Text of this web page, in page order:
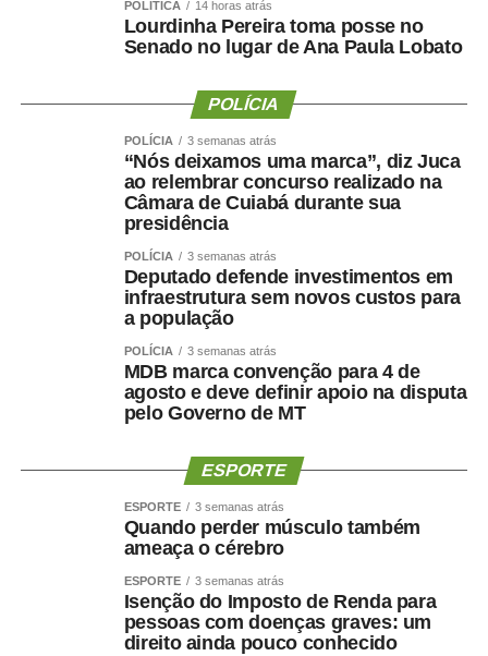
Emagrecer , nem sempre
Uma perda de peso mal conduzida pode incluir perda
significativa de massa muscular, principalmente em
pessoas mais velhas, sedentárias, submetidas a dietas
muito restritivas ou a tratamentos sem acompanhamento
Mesmo com o avanço dos medicamentos para
obesidade, o objetivo não deve ser apenas reduzir o
número na balança. O tratamento precisa preservar
músculo, reduzir gordura visceral, melhorar o
O paciente não deve apenas ficar mais leve. Deve
mais saudável, mais forte e funcionalmente mais
Por que o músculo influencia
a saúde cerebral?
POLÍTICA 14 horas atrás
Lourdinha Pereira toma posse no
Senado no lugar de Ana Paula Lobato
POLÍCIA
POLÍCIA 3 semanas atrás
“Nós deixamos uma marca”, diz Juca
ao relembrar concurso realizado na
Câmara de Cuiabá durante sua
presidência
POLÍCIA 3 semanas atrás
Deputado defende investimentos em
infraestrutura sem novos custos para
a população
POLÍCIA 3 semanas atrás
MDB marca convenção para 4 de
agosto e deve definir apoio na disputa
pelo Governo de MT
ESPORTE
ESPORTE 3 semanas atrás
Quando perder músculo também
ameaça o cérebro
ESPORTE 3 semanas atrás
Isenção do Imposto de Renda para
pessoas com doenças graves: um
direito ainda pouco conhecido